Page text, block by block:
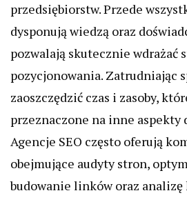
przedsiębiorstw. Przede
dysponują wiedzą oraz
pozwalają skutecznie wdrażać
pozycjonowania. Zatrudniając
zaoszczędzić czas i zasoby,
przeznaczone na inne aspekty
Agencje SEO często oferują
obejmujące audyty stron,
budowanie linków oraz